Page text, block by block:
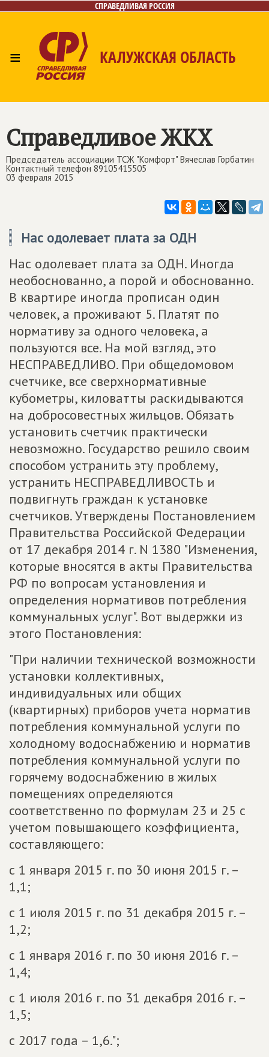
СПРАВЕДЛИВАЯ РОССИЯ
≡ КАЛУЖСКАЯ ОБЛАСТЬ
Справедливое ЖКХ
Председатель ассоциации ТСЖ "Комфорт" Вячеслав Горбатин
Контактный телефон 89105415505
03 февраля 2015
Нас одолевает плата за ОДН
Нас одолевает плата за ОДН. Иногда
необоснованно, а порой и обоснованно.
В квартире иногда прописан один
человек, а проживают 5. Платят по
нормативу за одного человека, а
пользуются все. На мой взгляд, это
НЕСПРАВЕДЛИВО. При общедомовом
счетчике, все сверхнормативные
кубометры, киловатты раскидываются
на добросовестных жильцов. Обязать
установить счетчик практически
невозможно. Государство решило своим
способом устранить эту проблему,
устранить НЕСПРАВЕДЛИВОСТЬ и
подвигнуть граждан к установке
счетчиков. Утверждены Постановлением
Правительства Российской Федерации
от 17 декабря 2014 г. N 1380 "Изменения,
которые вносятся в акты Правительства
РФ по вопросам установления и
определения нормативов потребления
коммунальных услуг". Вот выдержки из
этого Постановления:
"При наличии технической возможности
установки коллективных,
индивидуальных или общих
(квартирных) приборов учета норматив
потребления коммунальной услуги по
холодному водоснабжению и норматив
потребления коммунальной услуги по
горячему водоснабжению в жилых
помещениях определяются
соответственно по формулам 23 и 25 с
учетом повышающего коэффициента,
составляющего:
с 1 января 2015 г. по 30 июня 2015 г. –
1,1;
с 1 июля 2015 г. по 31 декабря 2015 г. –
1,2;
с 1 января 2016 г. по 30 июня 2016 г. –
1,4;
с 1 июля 2016 г. по 31 декабря 2016 г. –
1,5;
с 2017 года – 1,6.";